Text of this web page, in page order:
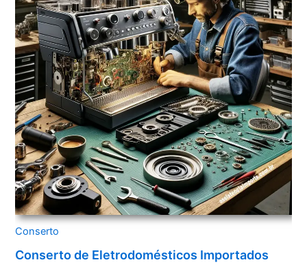
Conserto
Conserto de Eletrodomésticos Importados